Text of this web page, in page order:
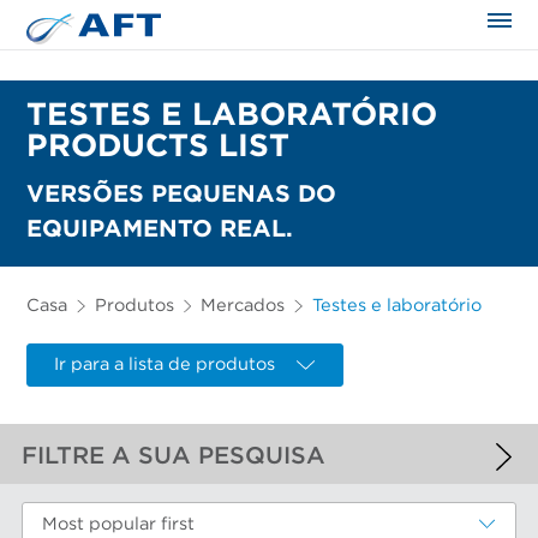
TESTES E LABORATÓRIO
PRODUCTS LIST
VERSÕES PEQUENAS DO
EQUIPAMENTO REAL.
Casa Produtos Mercados Testes e laboratório
Ir para a lista de produtos
FILTRE A SUA PESQUISA
FILTROS APLICADOS
Most popular first